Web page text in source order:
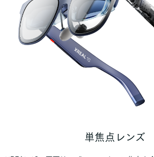
単焦点レンズ